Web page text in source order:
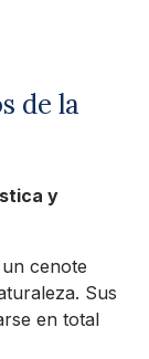
de la
y
cenote
Sus
en total